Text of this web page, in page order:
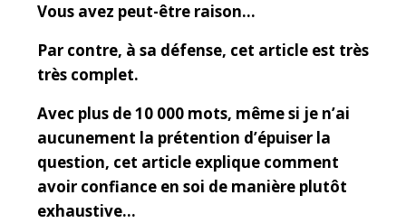
Vous avez peut-être raison…
Par contre, à sa défense, cet article est très
très complet.
Avec plus de 10 000 mots, même si je n’ai
aucunement la prétention d’épuiser la
question, cet article explique comment
avoir confiance en soi de manière plutôt
exhaustive…